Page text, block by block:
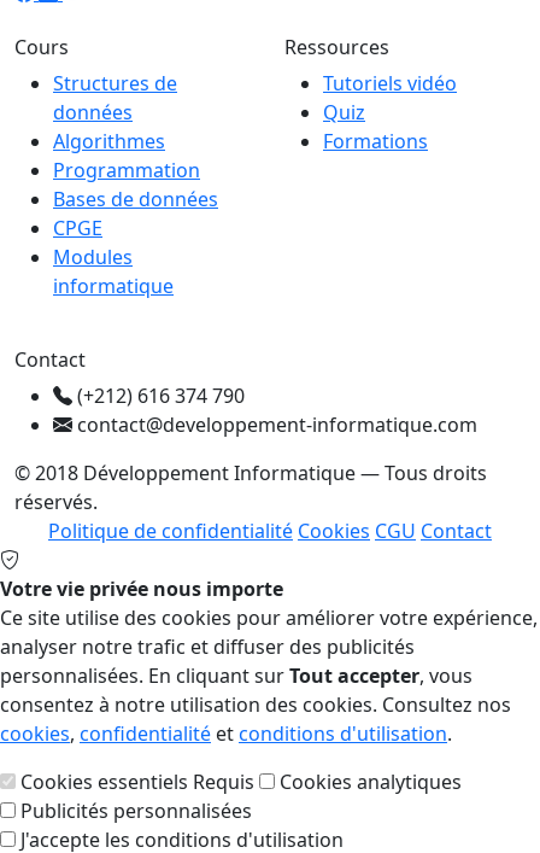
Cours
Structures de
données
Algorithmes
Programmation
Bases de données
CPGE
Modules
informatique
Ressources
Tutoriels vidéo
Quiz
Formations
Contact
(+212) 616 374 790
contact@developpement-informatique.com
© 2018 Développement Informatique — Tous droits
réservés.
Politique de confidentialité Cookies CGU Contact
Votre vie privée nous importe
Ce site utilise des cookies pour améliorer votre expérience,
analyser notre trafic et diffuser des publicités
personnalisées. En cliquant surTout accepter, vous
consentez à notre utilisation des cookies. Consultez nos
cookies, confidentialité etconditions d'utilisation.
Cookies essentiels Requis
Cookies analytiques
Publicités personnalisées
J'accepte les conditions d'utilisation